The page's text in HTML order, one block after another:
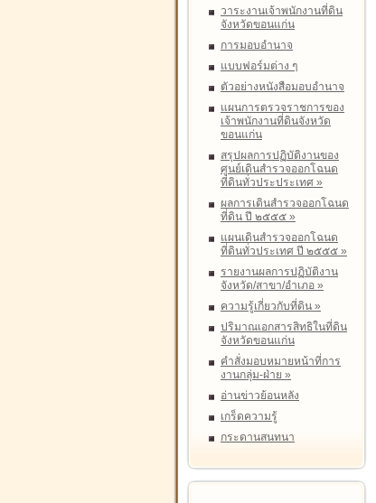
วาระงานเจ้าพนักงานที่ดิน
จังหวัดขอนแก่น
การมอบอำนาจ
แบบฟอร์มต่าง ๆ
ตัวอย่างหนังสือมอบอำนาจ
แผนการตรวจราชการของ
เจ้าพนักงานที่ดินจังหวัด
ขอนแก่น
สรุปผลการปฏิบัติงานของ
ศูนย์เดินสำรวจออกโฉนด
ที่ดินทั่วประประเทศ »
ผลการเดินสำรวจออกโฉนด
ที่ดิน ปี ๒๕๕๕ »
แผนเดินสำรวจออกโฉนด
ที่ดินทั่วประเทศ ปี ๒๕๕๕ »
รายงานผลการปฏิบัติงาน
จังหวัด/สาขา/อำเภอ »
ความรู้เกี่ยวกับที่ดิน »
ปริมาณเอกสารสิทธิในที่ดิน
จังหวัดขอนแก่น
คำสั่งมอบหมายหน้าที่การ
งานกลุ่ม-ฝ่าย »
อ่านข่าวย้อนหลัง
เกร็ดความรู้
กระดานสนทนา